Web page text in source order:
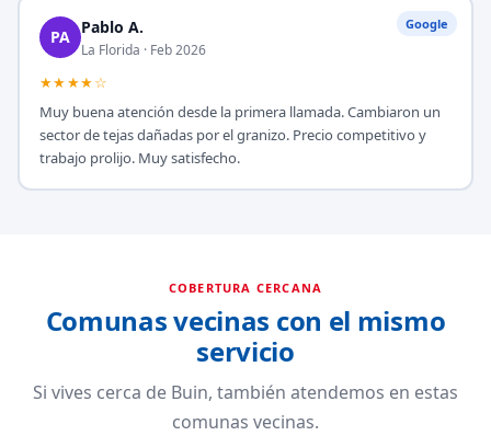
Google
PA Pablo A.
La Florida · Feb 2026
★★★★☆
Muy buena atención desde la primera llamada. Cambiaron un
sector de tejas dañadas por el granizo. Precio competitivo y
trabajo prolijo. Muy satisfecho.
COBERTURA CERCANA
Comunas vecinas con el mismo
servicio
Si vives cerca de Buin, también atendemos en estas
comunas vecinas.